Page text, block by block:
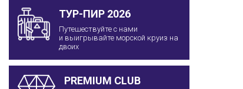
ТУР-ПИР 2026
Путешествуйте с нами
и выигрывайте морской круиз на
двоих
PREMIUM CLUB